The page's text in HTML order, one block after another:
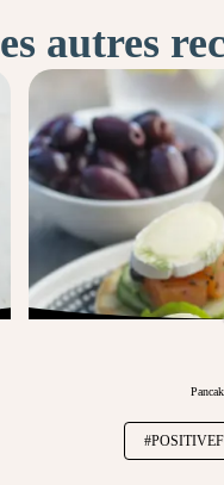
autres